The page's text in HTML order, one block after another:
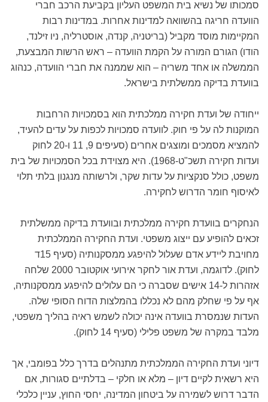
סמכותו של נשיא בית המשפט העליון בקביעת הרכב חברי
הוועדה חריגה בהשוואה למדינות אחרות. במדינות רבות
המקיימות מוסד מקביל (בריטניה, קנדה, אוסטרליה, ניו זילנד,
הודו) הגורם המורה על הקמת הוועדה – ראש הרשות המבצעת,
הממשלה או אחד משריה – הוא שממנה את חברי הוועדה, כנהוג
בוועדת בדיקה ממשלתית בישראל.
ייחודה של ועדת חקירה ממלכתית הוא בסמכויות הרחבות
המוקנות לה על פי חוק. לוועדה סמכויות לכפות על עדים להעיד,
להמציא מסמכים ומוצגים אחרים (סעיפים 9, 11 ו-20 לחוק
ועדות חקירה תשכ"ט-1968). היא מצוידת בכל הסמכויות של בית
משפט, כולל סנקציות על עדות שקר, ולרשותה מנגנון בלתי תלוי
לאיסוף חומר הדרוש לחקירה.
הנחקרים בוועדת חקירה ממלכתית ובוועדת בדיקה ממשלתית
זכאים להופיע עם ייצוג משפטי. ועדת החקירה הממלכתית
מחויבת ליידע אדם שעלול להיפגע ממסקנותיה (סעיף 15ד
לחוק). לדוגמה, ועדת אור לחקר אירועי אוקטובר 2000 שלחה
אזהרות ל-14 אישים שסברה כי הם עלולים להיפגע ממסקנותיה,
אף על פי שחלק מהם לא נכללו בהמלצות הדוח הסופי שלה.
העדות שנמסרת בוועדה אינה יכולה לשמש ראיה בהליך משפטי,
מלבד במקרה של משפט פלילי (סעיף 14 לחוק).
דיוני ועדת החקירה הממלכתית מתנהלים בדרך כלל בפומבי, אך
היא רשאית לקיים דיון – מלא או חלקי – בדלתיים סגורות, אם
הדבר דרוש לשמירה על ביטחון המדינה, יחסי החוץ, עניין כלכלי